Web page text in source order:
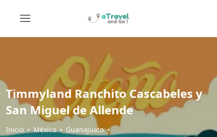
Timmyland Ranchito Cascabeles y
San Miguel de Allende
Inicio México
Guanajuato